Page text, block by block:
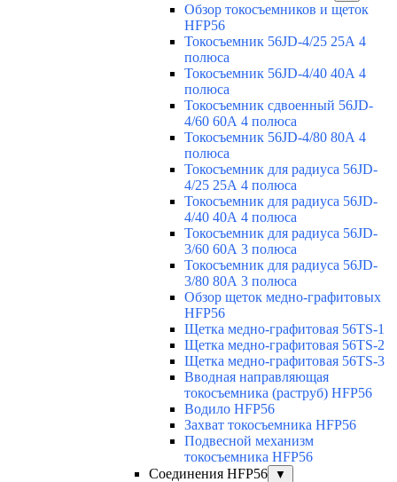
Обзор токосъемников и щеток
HFP56
Токосъемник 56JD-4/25 25А 4
полюса
Токосъемник 56JD-4/40 40А 4
полюса
Токосъемник сдвоенный 56JD-
4/60 60А 4 полюса
Токосъемник 56JD-4/80 80А 4
полюса
Токосъемник для радиуса 56JD-
4/25 25А 4 полюса
Токосъемник для радиуса 56JD-
4/40 40А 4 полюса
Токосъемник для радиуса 56JD-
3/60 60А 3 полюса
Токосъемник для радиуса 56JD-
3/80 80А 3 полюса
Обзор щеток медно-графитовых
HFP56
Щетка медно-графитовая 56TS-1
Щетка медно-графитовая 56TS-2
Щетка медно-графитовая 56TS-3
Вводная направляющая
токосъемника (раструб) HFP56
Водило HFP56
Захват токосъемника HFP56
Подвесной механизм
токосъемника HFP56
Соединения HFP56
▼